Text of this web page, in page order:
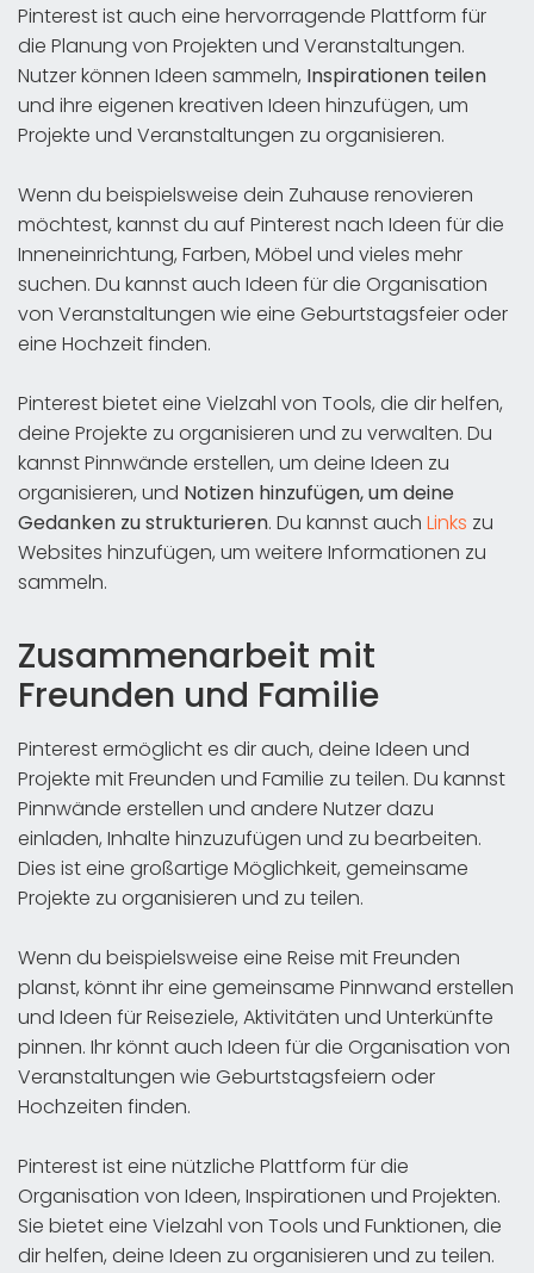
Pinterest ist auch eine hervorragende Plattform für
die Planung von Projekten und Veranstaltungen.
Nutzer können Ideen sammeln, Inspirationen teilen
und ihre eigenen kreativen Ideen hinzufügen, um
Projekte und Veranstaltungen zu organisieren.
Wenn du beispielsweise dein Zuhause renovieren
möchtest, kannst du auf Pinterest nach Ideen für die
Inneneinrichtung, Farben, Möbel und vieles mehr
suchen. Du kannst auch Ideen für die Organisation
von Veranstaltungen wie eine Geburtstagsfeier oder
eine Hochzeit finden.
Pinterest bietet eine Vielzahl von Tools, die dir helfen,
deine Projekte zu organisieren und zu verwalten. Du
kannst Pinnwände erstellen, um deine Ideen zu
organisieren, und Notizen hinzufügen, um deine
Gedanken zu strukturieren. Du kannst auch Links zu
Websites hinzufügen, um weitere Informationen zu
sammeln.
Zusammenarbeit mit
Freunden und Familie
Pinterest ermöglicht es dir auch, deine Ideen und
Projekte mit Freunden und Familie zu teilen. Du kannst
Pinnwände erstellen und andere Nutzer dazu
einladen, Inhalte hinzuzufügen und zu bearbeiten.
Dies ist eine großartige Möglichkeit, gemeinsame
Projekte zu organisieren und zu teilen.
Wenn du beispielsweise eine Reise mit Freunden
planst, könnt ihr eine gemeinsame Pinnwand erstellen
und Ideen für Reiseziele, Aktivitäten und Unterkünfte
pinnen. Ihr könnt auch Ideen für die Organisation von
Veranstaltungen wie Geburtstagsfeiern oder
Hochzeiten finden.
Pinterest ist eine nützliche Plattform für die
Organisation von Ideen, Inspirationen und Projekten.
Sie bietet eine Vielzahl von Tools und Funktionen, die
dir helfen, deine Ideen zu organisieren und zu teilen.